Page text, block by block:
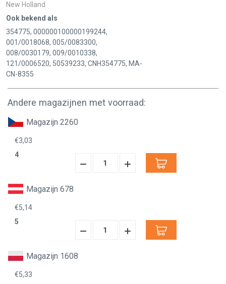
New Holland
Ook bekend als
354775, 000000100000199244,
001/0018068, 005/0083300,
008/0030179, 009/0010338,
121/0006520, 50539233, CNH354775, MA-
CN-8355
Andere magazijnen met voorraad:
Magazijn 2260
€3,03
4
Hoeveelheid
Hoeveelheid
Magazijn 678
€5,14
5
Hoeveelheid
Hoeveelheid
Magazijn 1608
€5,33